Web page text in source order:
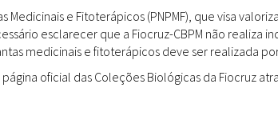
Educação & Arte
Sites
e Fitoterápicos (PNPMF), que visa
esclarecer que a Fiocruz-CBPM não realiza
medicinais e fitoterápicos deve ser realizada
oficial das Coleções Biológicas da Fiocruz